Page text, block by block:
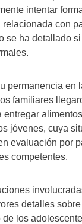
intentar
relacionada con
se ha detallado
permanencia en
familiares
entregar
jóvenes, cuya
evaluación por
competentes.
detalles
de los